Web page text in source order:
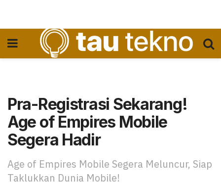
Pra-Registrasi Sekarang!
Age of Empires Mobile
Segera Hadir
Age of Empires Mobile Segera Meluncur, Siap
Taklukkan Dunia Mobile!